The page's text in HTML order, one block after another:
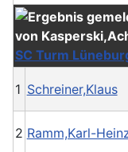
SC Turm
1 Schreiner,Klaus
2 Ramm,Karl-